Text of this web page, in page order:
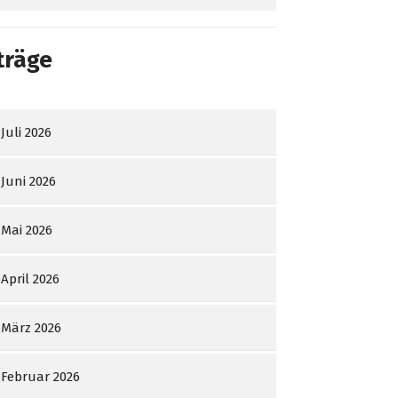
Juli 2026
Juni 2026
Mai 2026
April 2026
März 2026
Februar 2026